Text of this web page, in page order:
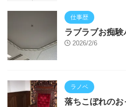
仕事歴
ラブラブお痴
2026/2/6
ラノベ
落ちこぼれの